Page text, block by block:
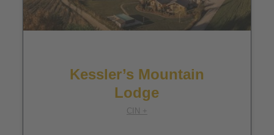
Kessler’s Mountain
Lodge
CIN +